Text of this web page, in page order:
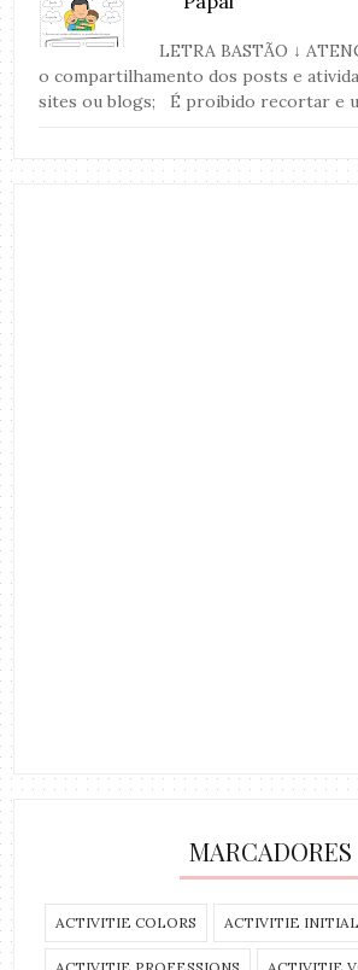
LETRA BASTÃO ↓
o compartilhamento dos posts e
sites ou blogs; É proibido recortar e
MARCADORES
ACTIVITIE COLORS ACTIVITIE